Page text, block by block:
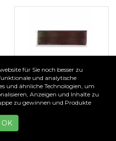
Ab€ 1,00
Organzaband braun
für Sie noch besser zu
und analytische
und ähnliche Technologien, um
Anzeigen und Inhalte zu
zu gewinnen und Produkte
OK